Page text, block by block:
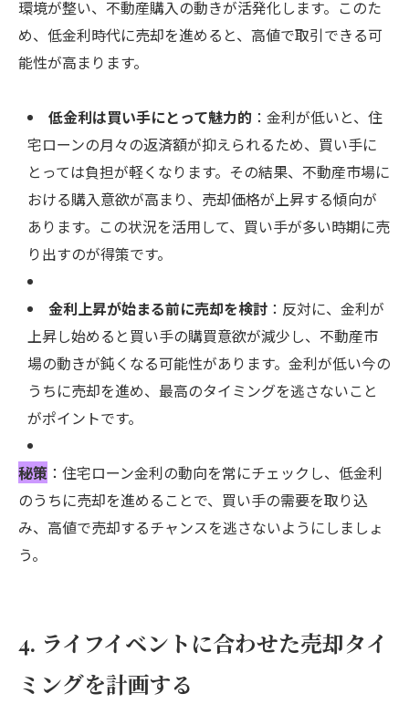
環境が整い、不動産購入の動きが活発化します。このた
め、低金利時代に売却を進めると、高値で取引できる可
能性が高まります。
低金利は買い手にとって魅力的 ：金利が低いと、住
宅ローンの月々の返済額が抑えられるため、買い手に
とっては負担が軽くなります。その結果、不動産市場に
おける購入意欲が高まり、売却価格が上昇する傾向が
あります。この状況を活用して、買い手が多い時期に売
り出すのが得策です。
金利上昇が始まる前に売却を検討：反対に、金利が
上昇し始めると買い手の購買意欲が減少し、不動産市
場の動きが鈍くなる可能性があります。金利が低い今の
うちに売却を進め、最高のタイミングを逃さないこと
がポイントです。
秘策 ：住宅ローン金利の動向を常にチェックし、低金利
のうちに売却を進めることで、買い手の需要を取り込
み、高値で売却するチャンスを逃さないようにしましょ
う。
4. ライフイベントに合わせた売却タイ
ミングを計画する